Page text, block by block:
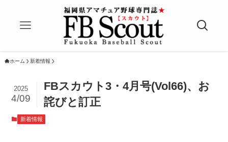
ホーム 新着情報
FBスカウト3・4月号(Vol66)、お
詫びと訂正
2025
4/09
新着情報